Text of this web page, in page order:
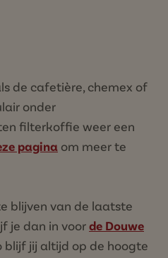
de cafetière, chemex of
onder
filterkoffie weer een
pagina om meer te
blijven van de laatste
je dan in voorde Douwe
blijf jij altijd op de hoogte